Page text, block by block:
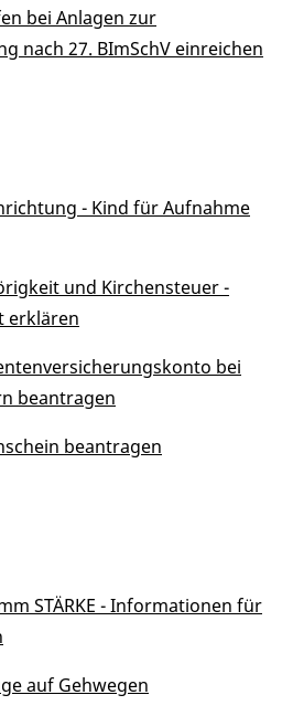
bei Anlagen zur
nach 27. BImSchV einreichen
- Kind für Aufnahme
und Kirchensteuer -
erklären
bei
beantragen
beantragen
STÄRKE - Informationen für
auf Gehwegen